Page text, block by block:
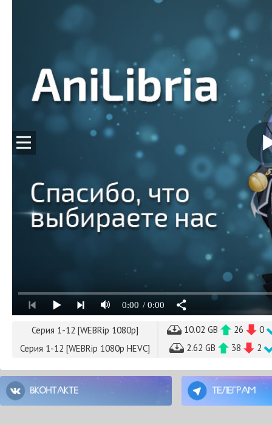
0:00 / 0:00
Серия 1-12 [WEBRip 1080p] 10.02 GB 26
0
Серия 1-12 [WEBRip 1080p HEVC]
2.62 GB 38 2